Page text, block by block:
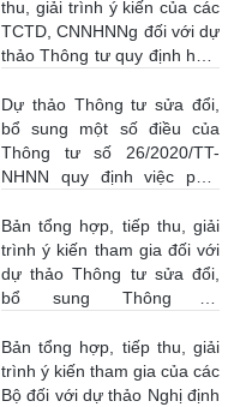
thu, giải trình ý kiến của các
TCTD, CNNHNNg đối với dự
thảo Thông tư quy định hoạt
nhận tiền gửi, mua, bán có
kỳ hạn GTCG giữa các
TCTD, CNNHNNg
20/07/2026 | 09:32:00
Dự thảo Thông tư sửa đổi,
bổ sung một số điều của
Thông tư số 26/2020/TT-
NHNN quy định việc phát
của Ngân hàng Nhà nước
16/07/2026 | 09:41:00
Bản tổng hợp, tiếp thu, giải
trình ý kiến tham gia đối với
dự thảo Thông tư sửa đổi,
bổ sung Thông tư
13/07/2026 | 02:19:00
Bản tổng hợp, tiếp thu, giải
trình ý kiến tham gia của các
Bộ đối với dự thảo Nghị định